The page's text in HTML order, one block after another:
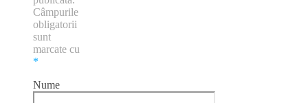
Câmpurile
obligatorii
sunt
marcate cu
*
Nume